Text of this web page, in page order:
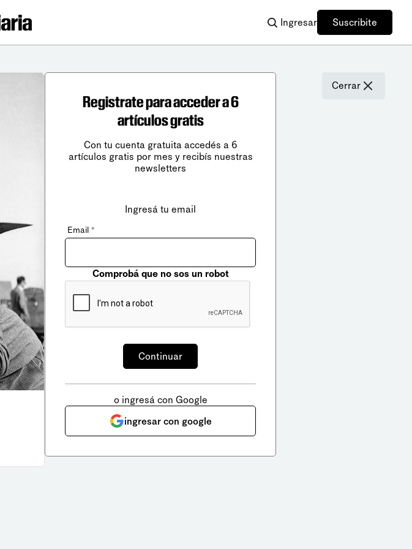
Ingresar Suscribite
Cerrar
Registrate para acceder a 6
artículos gratis
Con tu cuenta gratuita accedés a 6
artículos gratis por mes y recibís nuestras
newsletters
Ingresá tu email
Email *
Comprobá que no sos un robot
o ingresá con Google
ingresar con google